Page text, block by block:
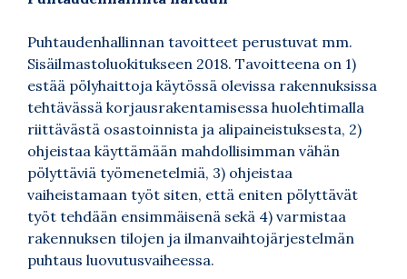
Puhtaudenhallinnan tavoitteet perustuvat mm.
Sisäilmastoluokitukseen 2018. Tavoitteena on 1)
estää pölyhaittoja käytössä olevissa rakennuksissa
tehtävässä korjausrakentamisessa huolehtimalla
riittävästä osastoinnista ja alipaineistuksesta, 2)
ohjeistaa käyttämään mahdollisimman vähän
pölyttäviä työmenetelmiä, 3) ohjeistaa
vaiheistamaan työt siten, että eniten pölyttävät
työt tehdään ensimmäisenä sekä 4) varmistaa
rakennuksen tilojen ja ilmanvaihtojärjestelmän
puhtaus luovutusvaiheessa.